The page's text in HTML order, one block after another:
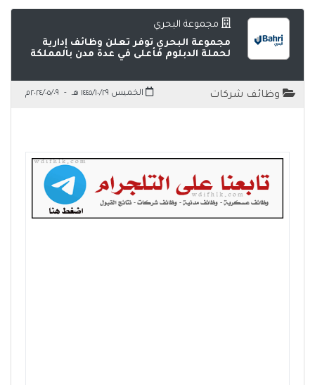
مجموعة البحري
مجموعة البحري توفر تعلن وظائف إدارية
لحملة الدبلوم فأعلى في عدة مدن بالمملكة
وظائف شركات الخميس ١٤٤٥/١٠/٢٩ هـ - ٢٠٢٤/٠٥/٠٩م